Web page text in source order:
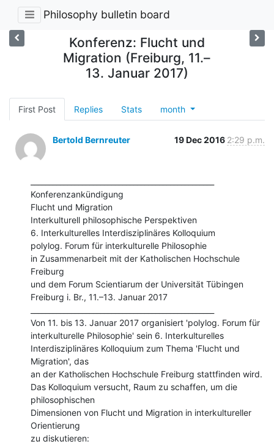
Philosophy bulletin board
Konferenz: Flucht und
Migration (Freiburg, 11.–
13. Januar 2017)
First Post Replies Stats month
Bertold Bernreuter 19 Dec 2016 2:29 p.m.
Konferenzankündigung
Flucht und Migration
Interkulturell philosophische Perspektiven
6. Interkulturelles Interdisziplinäres Kolloquium
polylog. Forum für interkulturelle Philosophie
in Zusammenarbeit mit der Katholischen Hochschule
Freiburg
und dem Forum Scientiarum der Universität Tübingen
Freiburg i. Br., 11.–13. Januar 2017
Von 11. bis 13. Januar 2017 organisiert 'polylog. Forum für
interkulturelle Philosophie' sein 6. Interkulturelles
Interdisziplinäres Kolloquium zum Thema 'Flucht und
Migration', das
an der Katholischen Hochschule Freiburg stattfinden wird.
Das Kolloquium versucht, Raum zu schaffen, um die
philosophischen
Dimensionen von Flucht und Migration in interkultureller
Orientierung
zu diskutieren: